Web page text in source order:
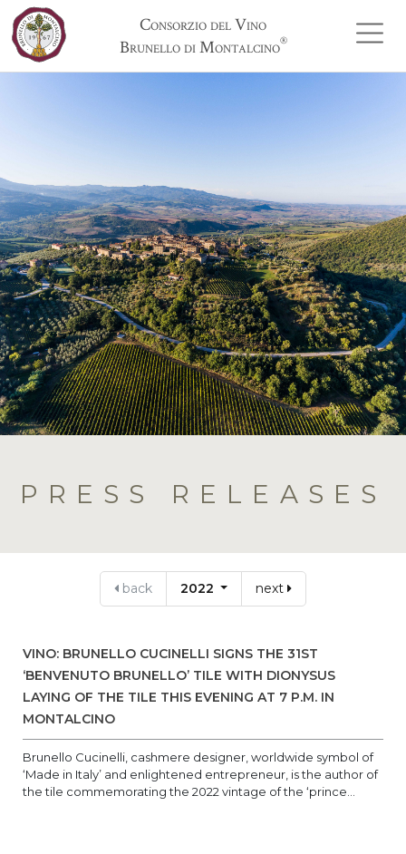
Consorzio del Vino
Brunello di Montalcino®
PRESS RELEASES
back 2022 next
VINO: BRUNELLO CUCINELLI SIGNS THE 31ST
‘BENVENUTO BRUNELLO’ TILE WITH DIONYSUS
LAYING OF THE TILE THIS EVENING AT 7 P.M. IN
MONTALCINO
Brunello Cucinelli, cashmere designer, worldwide symbol of
‘Made in Italy’ and enlightened entrepreneur, is the author of
the tile commemorating the 2022 vintage of the ‘prince...